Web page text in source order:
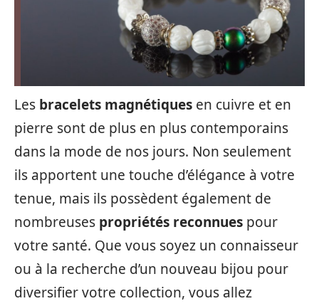
Les bracelets magnétiques en cuivre et en
pierre sont de plus en plus contemporains
dans la mode de nos jours. Non seulement
ils apportent une touche d’élégance à votre
tenue, mais ils possèdent également de
nombreuses propriétés reconnues pour
votre santé. Que vous soyez un connaisseur
ou à la recherche d’un nouveau bijou pour
diversifier votre collection, vous allez